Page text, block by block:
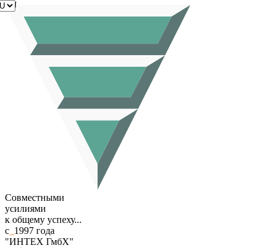
Совместными
усилиями
к общему успеху...
с 1997 года
"ИНТЕХ ГмбХ"
RU